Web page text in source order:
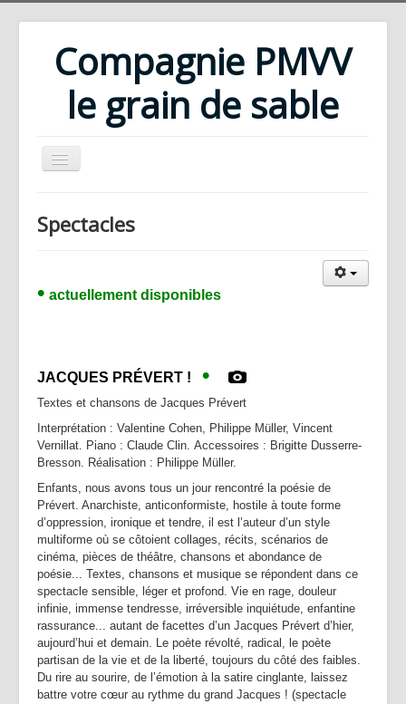
Compagnie PMVV
le grain de sable
Compagnie
Rencontres d'été
Téléchargements
Partenaires | Liens
Presse | Archives
Contact
Spectacles
• actuellement d isponibles
JACQUES PR ÉVERT ! •
Textes et chansons de Jacques Prévert
Interprétation : Valentine Cohen, Philippe Müller, Vincent
Vernillat. Piano : Claude Clin. Accessoires : Brigitte Dusserre-
Bresson. Réalisation : Philippe Müller.
Enfants, nous avons tous un jour rencontré la poésie de
Prévert. Anarchiste, anticonformiste, hostile à toute forme
d’oppression, ironique et tendre, il est l’auteur d’un style
multiforme où se côtoient collages, récits, scénarios de
cinéma, pièces de théâtre, chansons et abondance de
poésie... Textes, chansons et musique se répondent dans ce
spectacle sensible, léger et profond. Vie en rage, douleur
infinie, immense tendresse, irréversible inquiétude, enfantine
rassurance... autant de facettes d’un Jacques Prévert d’hier,
aujourd’hui et demain. Le poète révolté, radical, le poète
partisan de la vie et de la liberté, toujours du côté des faibles.
Du rire au sourire, de l’émotion à la satire cinglante, laissez
battre votre cœur au rythme du grand Jacques ! (spectacle